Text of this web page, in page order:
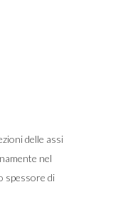
delle assi
nel
spessore di